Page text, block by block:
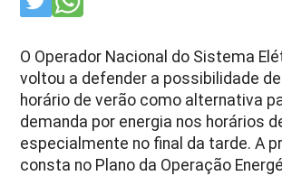
O Operador Nacional do Sistema
voltou a defender a possibilidade
horário de verão como alternativa
demanda por energia nos horários
especialmente no final da tarde. A
consta no Plano da Operação